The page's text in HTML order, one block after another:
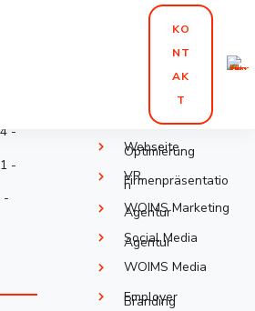
KO
NT
AK
T
-
-
-
WOIMS Produkte
Intelligente
Webseite
Webseite
Optimierung
VR
Firmenpräsentatio
n
WOIMS Marketing
Agentur
Social Media
Agentur
WOIMS Media
Employer
Branding